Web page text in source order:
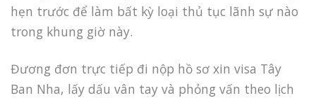
hẹn trước để làm bất kỳ loại thủ tục lãnh sự nào
trong khung giờ này.
Đương đơn trực tiếp đi nộp hồ sơ xin visa Tây
Ban Nha, lấy dấu vân tay và phỏng vấn theo lịch